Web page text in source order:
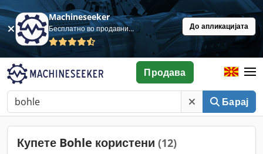
Machineseeker
Бесплатно во продавница До апликацијата
Барај
Продава
Купете Bohle користени (12)